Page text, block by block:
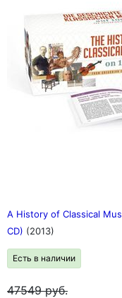
A History of Classical
CD) (2013)
Есть в наличии
47549руб.